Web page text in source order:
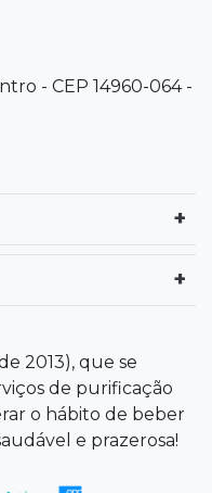
- CEP 14960-064 -
2013), que se
de purificação
o hábito de beber
e prazerosa!